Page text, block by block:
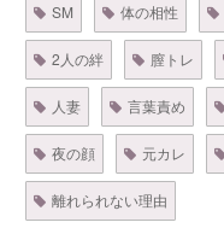
SM 体の相性
2人の絆 膣トレ
人妻 言葉責め
夜の顔 元カレ
離れられない理由